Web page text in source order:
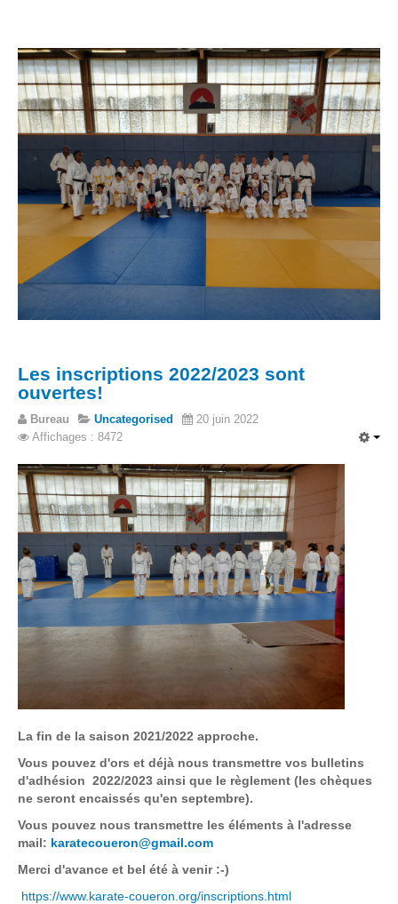
Les inscriptions 2022/2023 sont
ouvertes!
Bureau Uncategorised
20 juin 2022
Affichages : 8472
La fin de la saison 2021/2022 approche.
Vous pouvez d'ors et déjà nous transmettre vos bulletins
d'adhésion 2022/2023 ainsi que le règlement (les chèques
ne seront encaissés qu'en septembre).
Vous pouvez nous transmettre les éléments à l'adresse
mail: karatecoueron@gmail.com
Merci d'avance et bel été à venir :-)
https://www.karate-coueron.org/inscriptions.html